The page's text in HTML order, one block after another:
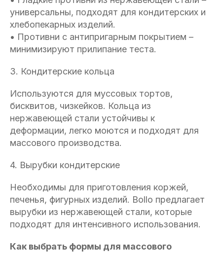
универсальны, подходят для кондитерских и
хлебопекарных изделий.
• Противни с антипригарным покрытием –
минимизируют прилипание теста.
3. Кондитерские кольца
Используются для муссовых тортов,
бисквитов, чизкейков. Кольца из
нержавеющей стали устойчивы к
деформации, легко моются и подходят для
массового производства.
4. Вырубки кондитерские
Необходимы для приготовления коржей,
печенья, фигурных изделий. Bollo предлагает
вырубки из нержавеющей стали, которые
подходят для интенсивного использования.
Как выбрать формы для массового